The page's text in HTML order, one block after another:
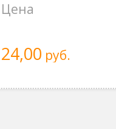
Цена
24,00 руб.